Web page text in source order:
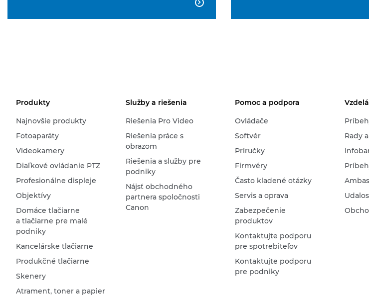

Produkty
Najnovšie produkty
Fotoaparáty
Videokamery
Diaľkové ovládanie PTZ
Profesionálne displeje
Objektívy
Domáce tlačiarne
a tlačiarne pre malé
podniky
Kancelárske tlačiarne
Produkčné tlačiarne
Skenery
Atrament, toner a papier
Služby a riešenia
Riešenia Pro Video
Riešenia práce s
obrazom
Riešenia a služby pre
podniky
Nájsť obchodného
partnera spoločnosti
Canon
Pomoc a podpora
Ovládače
Softvér
Príručky
Firmvéry
Často kladené otázky
Servis a oprava
Zabezpečenie
produktov
Kontaktujte podporu
pre spotrebiteľov
Kontaktujte podporu
pre podniky
Rady